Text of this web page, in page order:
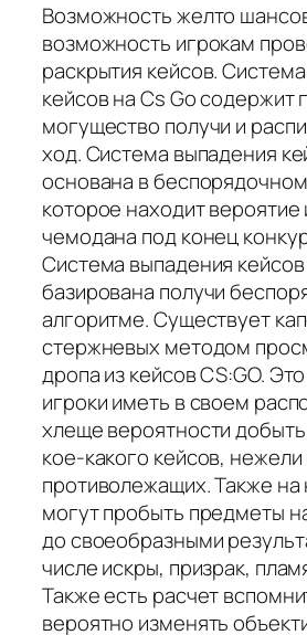
Возможность желто
возможность игрокам
раскрытия кейсов.
кейсов на Cs Go содержит
могущество получи и
ход. Система выпадения
основана в
которое находит вероятие
чемодана под конец
Система выпадения кейсов
базирована получи
алгоритме. Существует
стержневых методом
дропа из кейсов CS:GO.
игроки иметь в своем
хлеще вероятности
кое-какого кейсов, нежели
противолежащих. Также на
могут пробыть предметы
до своеобразными
числе искры, призрак,
Также есть расчет
вероятно изменять